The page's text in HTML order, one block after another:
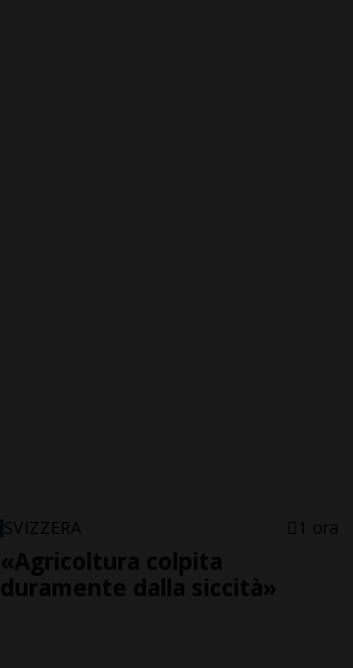
SVIZZERA 1 ora
«Agricoltura colpita
duramente dalla siccità»